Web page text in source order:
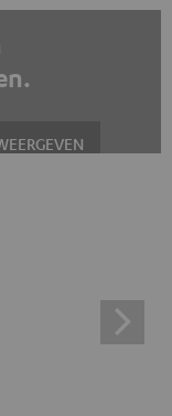
gegevensinstellingen
de externe
aan platforms
je in ons